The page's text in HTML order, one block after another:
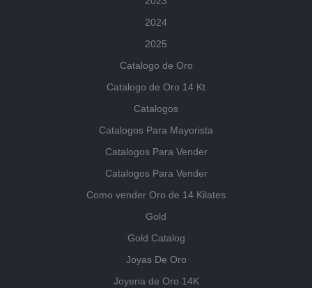
2024
2025
Catalogo de Oro
Catalogo de Oro 14 Kt
Catalogos
Catalogos Para Mayorista
Catalogos Para Vender
Catalogos Para Vender
Como vender Oro de 14 Kilates
Gold
Gold Catalog
Joyas De Oro
Joyeria de Oro 14K